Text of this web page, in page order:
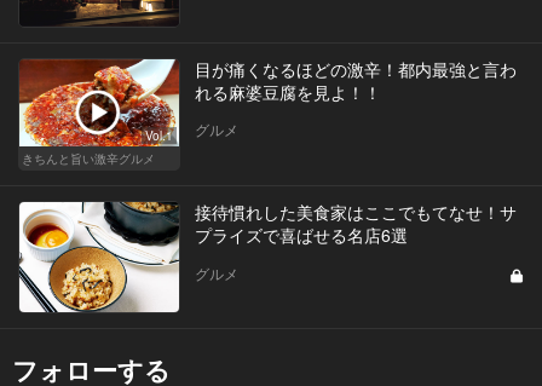
Vol.1
きちんと旨い激辛グルメ
目が痛くなるほどの激辛！都内最強と言わ
れる麻婆豆腐を見よ！！
グルメ
接待慣れした美食家はここでもてなせ！サ
プライズで喜ばせる名店6選
グルメ
フォローする